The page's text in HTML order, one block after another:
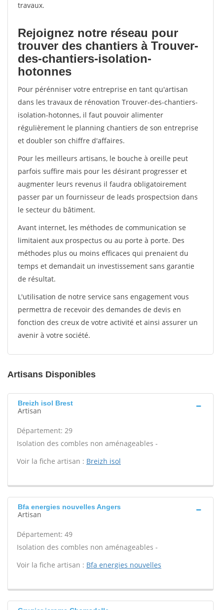
travaux.
Rejoignez notre réseau pour
trouver des chantiers à Trouver-
des-chantiers-isolation-
hotonnes
Pour pérénniser votre entreprise en tant qu'artisan
dans les travaux de rénovation Trouver-des-chantiers-
isolation-hotonnes, il faut pouvoir alimenter
régulièrement le planning chantiers de son entreprise
et doubler son chiffre d'affaires.
Pour les meilleurs artisans, le bouche à oreille peut
parfois suffire mais pour les désirant progresser et
augmenter leurs revenus il faudra obligatoirement
passer par un fournisseur de leads prospectsion dans
le secteur du bâtiment.
Avant internet, les méthodes de communication se
limitaient aux prospectus ou au porte à porte. Des
méthodes plus ou moins efficaces qui prenaient du
temps et demandait un investissement sans garantie
de résultat.
L'utilisation de notre service sans engagement vous
permettra de recevoir des demandes de devis en
fonction des creux de votre activité et ainsi assurer un
avenir à votre société.
Artisans Disponibles
Breizh isol Brest
Artisan
Département: 29
Isolation des combles non aménageables -
Voir la fiche artisan : Breizh isol
Bfa energies nouvelles Angers
Artisan
Département: 49
Isolation des combles non aménageables -
Voir la fiche artisan : Bfa energies nouvelles